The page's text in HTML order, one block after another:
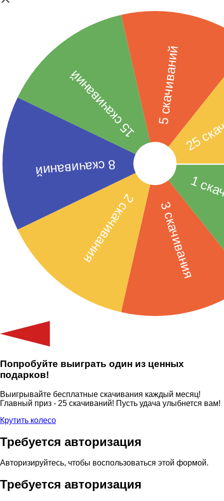
Попробуйте выиграть один из ценных
подарков!
Выигрывайте бесплатные скачивания каждый месяц!
Главный приз - 25 скачиваний! Пусть удача улыбнется вам!
Крутить колесо
Требуется авторизация
Авторизируйтесь, чтобы воспользоваться этой формой.
Требуется авторизация